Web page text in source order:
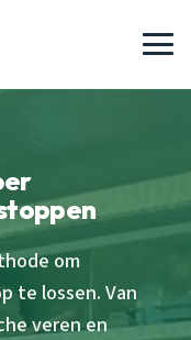
om
te lossen. Van
veren en